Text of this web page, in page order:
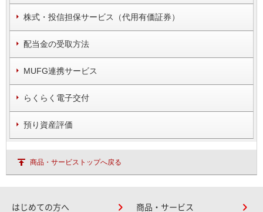
株式・投信担保サービス（代用有価証券）
配当金の受取方法
MUFG連携サービス
らくらく電子交付
預り資産評価
商品・サービストップへ戻る
はじめての方へ 商品・サービス